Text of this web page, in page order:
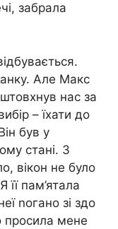
забрала
Але Макс
нас за
– їхати до
був у
стані. З
вікон не було
пам’ятала
nогано зі здо
просила мене